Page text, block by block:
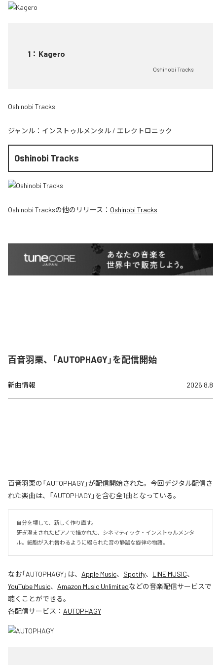
1 ： Kagero
Oshinobi Tracks
Oshinobi Tracks
ジャンル： インストゥルメンタル / エレクトロニック
Oshinobi Tracks
Oshinobi Tracksの他のリリース： Oshinobi Tracks
百音羽栗、「AUTOPHAGY」を配信開始
新曲情報 2026.8.8
百音羽栗の「AUTOPHAGY」が配信開始された。今回デジタル配信さ
れた楽曲は、「AUTOPHAGY」を含む全1曲となっている。
自分を壊して、新しく作り直す。
研ぎ澄まされたピアノで描かれた、シネマティック・インストゥルメンタ
ル。細胞が入れ替わるように綴られた音の静謐な旋律の物語。
なお「AUTOPHAGY」は、 Apple Music、 Spotify、 LINE MUSIC、
YouTube Music、 Amazon Music Unlimitedなどの音楽配信サービスで
聴くことができる。
各配信サービス： AUTOPHAGY